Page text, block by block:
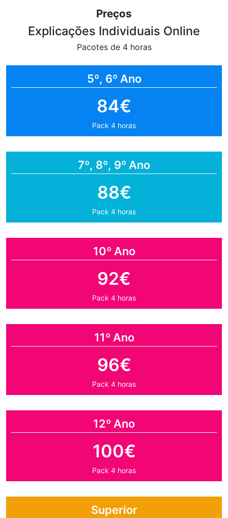
Preços
Explicações Individuais Online
Pacotes de 4 horas
5º, 6º Ano
84€
Pack 4 horas
7º, 8º, 9º Ano
88€
Pack 4 horas
10º Ano
92€
Pack 4 horas
11º Ano
96€
Pack 4 horas
12º Ano
100€
Pack 4 horas
Superior